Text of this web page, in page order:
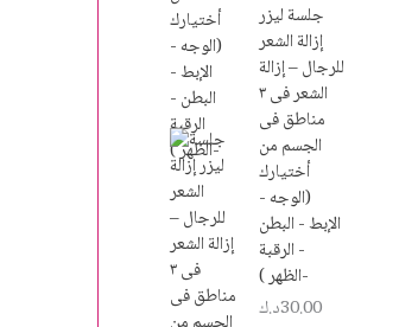
جلسة ليزر
إزالة الشعر
للرجال – إزالة
الشعر فى ٣
مناطق فى
الجسم من
أختيارك
(الوجه -
الإبط - البطن
- الرقبة
-الظهر )
30.00د.ك